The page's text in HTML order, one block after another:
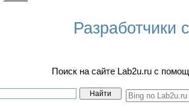
Разработчики
Поиск на сайте Lab2u.ru с